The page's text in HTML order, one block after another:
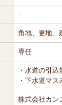
-
角地、更地、
専任
・水道の引込
・下水道マ
株式会社カン